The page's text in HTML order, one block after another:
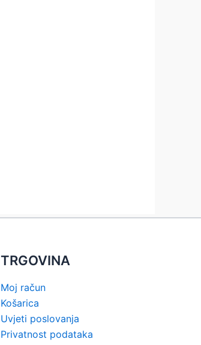
TRGOVINA
Moj račun
Košarica
Uvjeti poslovanja
Privatnost podataka